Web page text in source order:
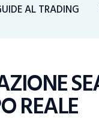
AL TRADING
REALE